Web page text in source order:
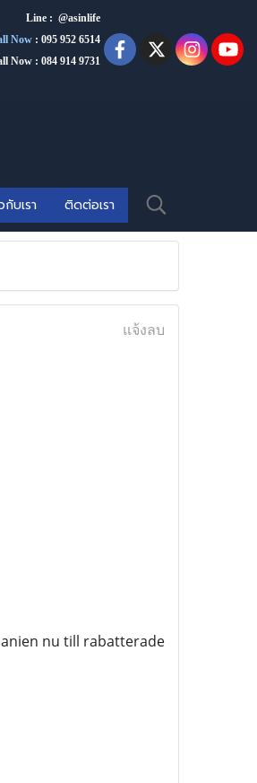
Line : @asinlife
Now : 095 952 6514
Now : 084 914 9731
กับเรา ติดต่อเรา
แจ้งลบ
nu till rabatterade